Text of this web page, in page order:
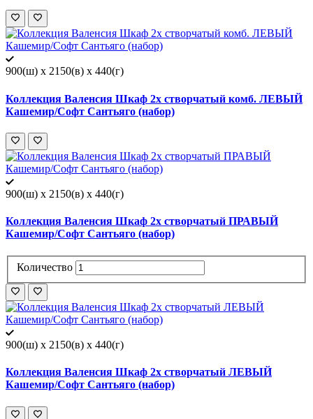
900(ш) x 2150(в) x 440(г)
Коллекция Валенсия Шкаф 2х створчатый комб. ЛЕВЫЙ
Кашемир/Софт Сантьяго (набор)
900(ш) x 2150(в) x 440(г)
Коллекция Валенсия Шкаф 2х створчатый ПРАВЫЙ
Кашемир/Софт Сантьяго (набор)
Количество
900(ш) x 2150(в) x 440(г)
Коллекция Валенсия Шкаф 2х створчатый ЛЕВЫЙ
Кашемир/Софт Сантьяго (набор)